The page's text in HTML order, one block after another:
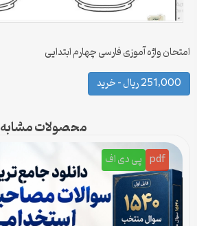
امتحان واژه آموزی فارسی چهارم ابتدایی
251,000 ریال – خرید
محصولات مشابه
pdf پی دی اف